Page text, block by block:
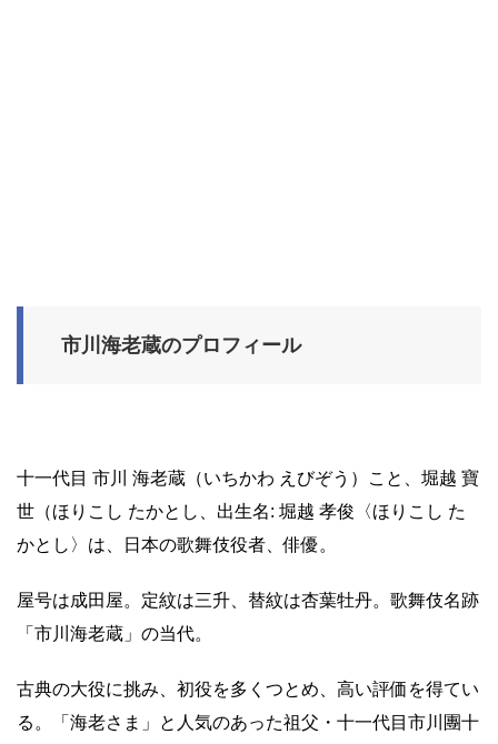
市川海老蔵のプロフィール
十一代目 市川 海老蔵（いちかわ えびぞう）こと、堀越 寶
世（ほりこし たかとし、出生名: 堀越 孝俊〈ほりこし た
かとし〉は、日本の歌舞伎役者、俳優。
屋号は成田屋。定紋は三升、替紋は杏葉牡丹。歌舞伎名跡
「市川海老蔵」の当代。
古典の大役に挑み、初役を多くつとめ、高い評価を得てい
る。「海老さま」と人気のあった祖父・十一代目市川團十